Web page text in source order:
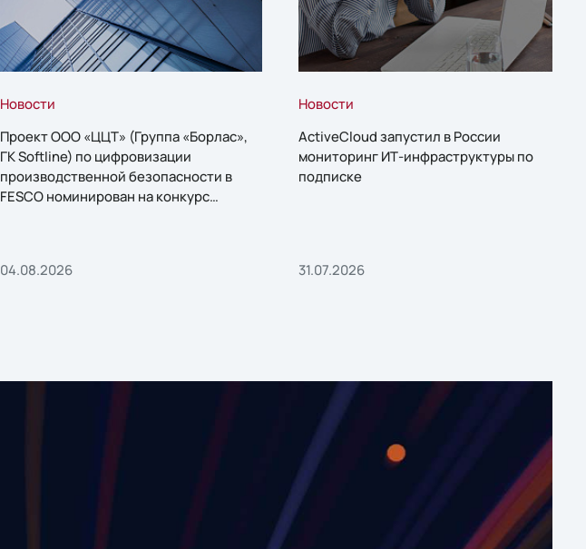
Новости
Проект ООО «ЦЦТ» (Группа «Борлас»,
ГК Softline) по цифровизации
производственной безопасности в
FESCO номинирован на конкурс
04.08.2026
Новости
ActiveCloud запустил в России
мониторинг ИТ-инфраструктуры по
подписке
31.07.2026